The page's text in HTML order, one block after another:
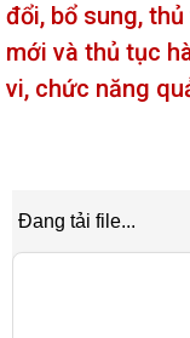
đổi, bổ sung,
mới và thủ tục
vi, chức năng